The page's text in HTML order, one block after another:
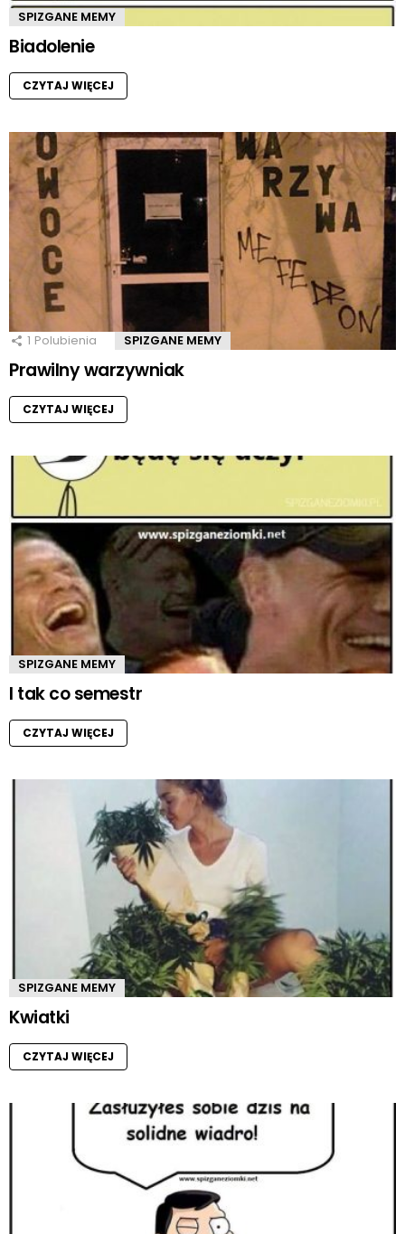
SPIZGANE MEMY
Biadolenie
CZYTAJ WIĘCEJ
1 Polubienia SPIZGANE MEMY
Prawilny warzywniak
CZYTAJ WIĘCEJ
SPIZGANE MEMY
I tak co semestr
CZYTAJ WIĘCEJ
SPIZGANE MEMY
Kwiatki
CZYTAJ WIĘCEJ